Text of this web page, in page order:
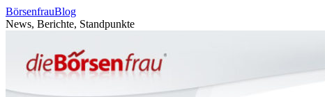
BörsenfrauBlog
News, Berichte, Standpunkte